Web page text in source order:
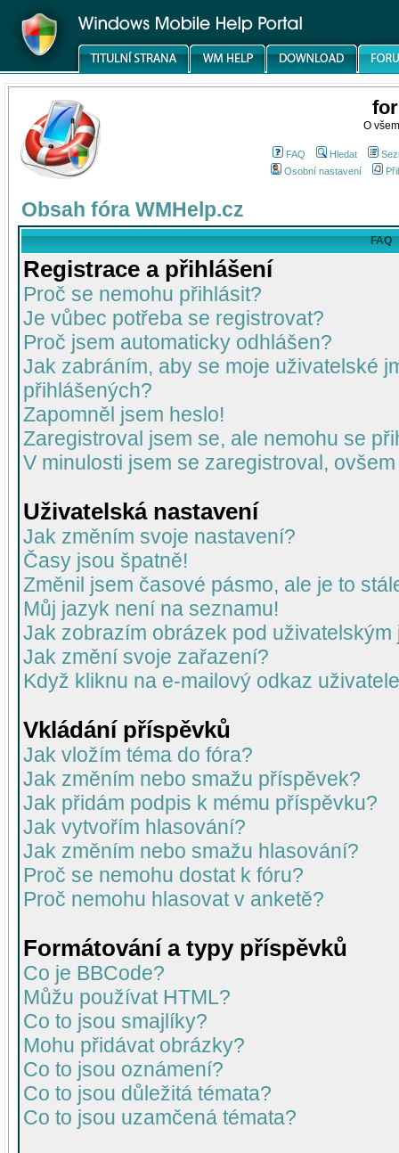
O
FAQ Hledat
Osobní nastavení
Obsah fóra WMHelp.cz
FAQ
Registrace a přihlášení
Proč se nemohu přihlásit?
Je vůbec potřeba se registrovat?
Proč jsem automaticky odhlášen?
Jak zabráním, aby se moje uživatelské
přihlášených?
Zapomněl jsem heslo!
Zaregistroval jsem se, ale nemohu se
V minulosti jsem se zaregistroval,
Uživatelská nastavení
Jak změním svoje nastavení?
Časy jsou špatně!
Změnil jsem časové pásmo, ale je to
Můj jazyk není na seznamu!
Jak zobrazím obrázek pod uživatelským
Jak změní svoje zařazení?
Když kliknu na e-mailový odkaz
Vkládání příspěvků
Jak vložím téma do fóra?
Jak změním nebo smažu příspěvek?
Jak přidám podpis k mému příspěvku?
Jak vytvořím hlasování?
Jak změním nebo smažu hlasování?
Proč se nemohu dostat k fóru?
Proč nemohu hlasovat v anketě?
Formátování a typy příspěvků
Co je BBCode?
Můžu používat HTML?
Co to jsou smajlíky?
Mohu přidávat obrázky?
Co to jsou oznámení?
Co to jsou důležitá témata?
Co to jsou uzamčená témata?